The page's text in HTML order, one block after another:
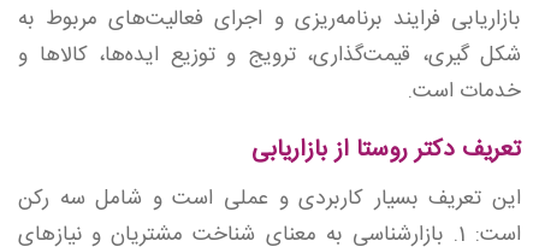
بازاریابی فرایند برنامه‌ریزی و اجرای فعالیت‌های مربوط به
شکل گیری، قیمت‌گذاری، ترویج و توزیع ایده‌ها، کالاها و
خدمات است.
تعریف دکتر روستا از بازاریابی
این تعریف بسیار کاربردی و عملی است و شامل سه رکن
است: 1. بازارشناسی به معنای شناخت مشتریان و نیازهای